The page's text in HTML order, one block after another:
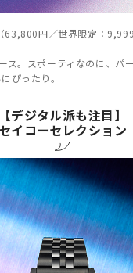
63,800円／世界限定：
ス。スポーティなのに、パ
ぴったり。
【デジタル派も注目】
セイコーセレクション